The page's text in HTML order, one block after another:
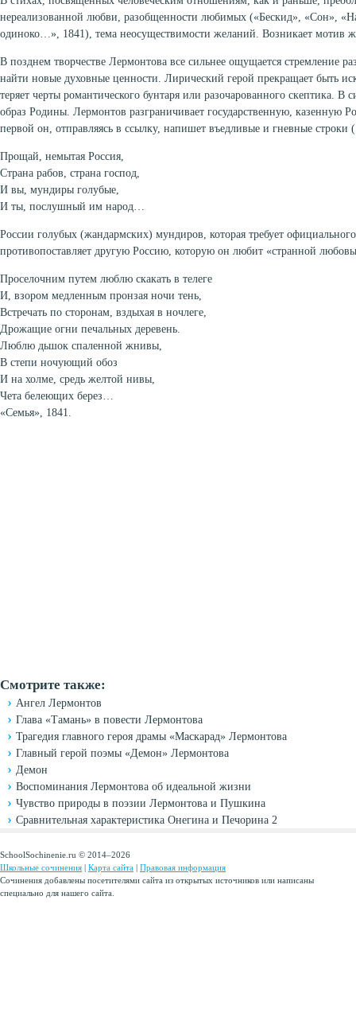
нереализованной любви, разобщенности любимых («Бескид», «Сон»,
одиноко…», 1841), тема неосуществимости желаний. Возникает мотив
В позднем творчестве Лермонтова все сильнее ощущается стремление
найти новые духовные ценности. Лирический герой прекращает быть
теряет черты романтического бунтаря или разочарованного скептика. В
образ Родины. Лермонтов разграничивает государственную, казенную
первой он, отправляясь в ссылку, напишет въедливые и гневные строки
Прощай, немытая Россия,
Страна рабов, страна господ,
И вы, мундиры голубые,
И ты, послушный им народ…
России голубых (жандармских) мундиров, которая требует
противопоставляет другую Россию, которую он любит «странной
Проселочним путем люблю скакать в телеге
И, взором медленным пронзая ночи тень,
Встречать по сторонам, вздыхая в ночлеге,
Дрожащие огни печальных деревень.
Люблю дьшок спаленной жнивы,
В степи ночующий обоз
И на холме, средь желтой нивы,
Чета белеющих берез…
«Семья», 1841.
Смотрите также:
Ангел Лермонтов
Глава «Тамань» в повести Лермонтова
Трагедия главного героя драмы «Маскарад» Лермонтова
Главный герой поэмы «Демон» Лермонтова
Демон
Воспоминания Лермонтова об идеальной жизни
Чувство природы в поэзии Лермонтова и Пушкина
Сравнительная характеристика Онегина и Печорина 2
SchoolSochinenie.ru © 2014–2026
Школьные сочинения | Карта сайта | Правовая информация
Сочинения добавлены посетителями сайта из открытых источников или написаны
специально для нашего сайта.